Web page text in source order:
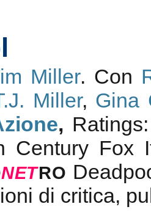
Miller. Con
Miller, Gina
,
Century Fox
NETRO
di critica,